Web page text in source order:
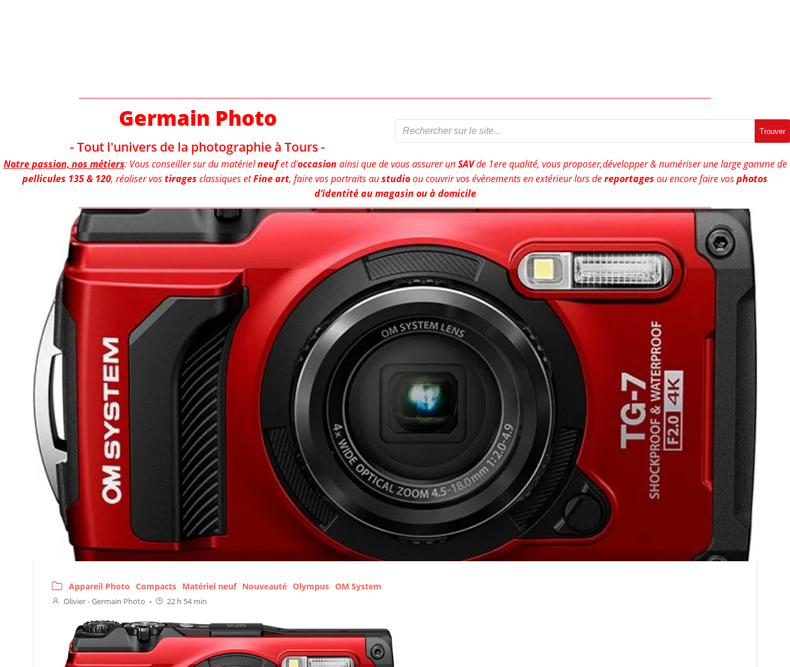
Germain Photo
- Tout l'univers de la photographie à Tours -
Trouver
Notre passion, nos métiers: Vous conseiller sur du matérielneuf et d'occasion ainsi que de vous assurer unSAVde 1ere qualité, vous proposer,développer & numériser une large gamme de
pellicules 135 & 120, réaliser vostirages classiques etFine art, faire vos portraits austudioou couvrir vos évènements en extérieur lors dereportages ou encore faire vosphotos
d’identité au magasin ou à domicile
Appareil Photo Compacts Matériel neuf Nouveauté Olympus OM System
Olivier - Germain Photo - 22 h 54 min